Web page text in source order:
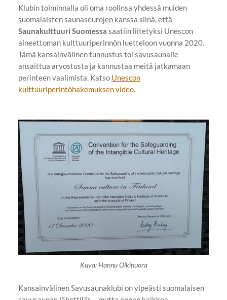
Klubin toiminnalla oli oma roolinsa yhdessä muiden
suomalaisten saunaseurojen kanssa siinä, että
Saunakulttuuri Suomessa saatiin liitetyksi Unescon
aineettoman kulttuuriperinnön luetteloon vuonna 2020.
Tämä kansainvälinen tunnustus toi savusaunalle
ansaittua arvostusta ja kannustaa meitä jatkamaan
perinteen vaalimista. Katso Unescon
kulttuuriperintöhakemuksen video.
Kuva: Hannu Olkinuora
Kansainvälinen Savusaunaklubi on ylpeästi suomalaisen